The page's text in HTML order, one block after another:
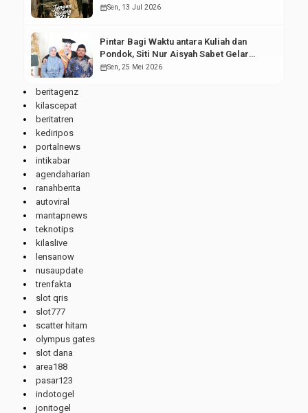
calendar_monthSen, 13 Jul 2026
Pintar Bagi Waktu antara Kuliah dan
Pondok, Siti Nur Aisyah Sabet Gelar
Wisudawan Terbaik
calendar_monthSen, 25 Mei 2026
beritagenz
kilascepat
beritatren
kediripos
portalnews
intikabar
agendaharian
ranahberita
autoviral
mantapnews
teknotips
kilaslive
lensanow
nusaupdate
trenfakta
slot qris
slot777
scatter hitam
olympus gates
slot dana
area188
pasar123
indotogel
jonitogel